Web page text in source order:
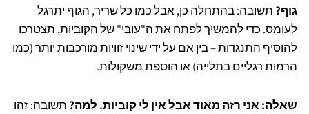
גוף? תשובה: בהתחלה כן, אבל כמו כל שריר, הגוף יתרגל
לעומס. כדי להמשיך לפתח את ה"עובי" של הקוביות, תצטרכו
להוסיף התנגדות – בין אם על ידי שינוי זוויות מורכבות יותר (כמו
הרמות רגליים בתלייה) או הוספת משקולות.
שאלה: אני רזה מאוד אבל אין לי קוביות. למה? תשובה: זהו